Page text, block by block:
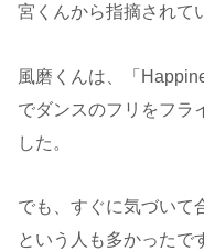
宮くんから指摘されて
風磨くんは、「
でダンスのフリをフラ
した。
でも、すぐに気づいて
という人も多かったで